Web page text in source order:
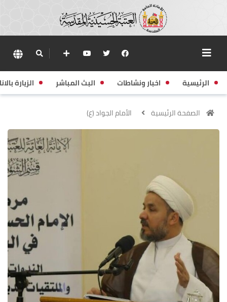
الرئيسية اخبار ونشاطات البث المباشر الزيارة
الصفحة الرئيسية الأمام الجواد (ع)